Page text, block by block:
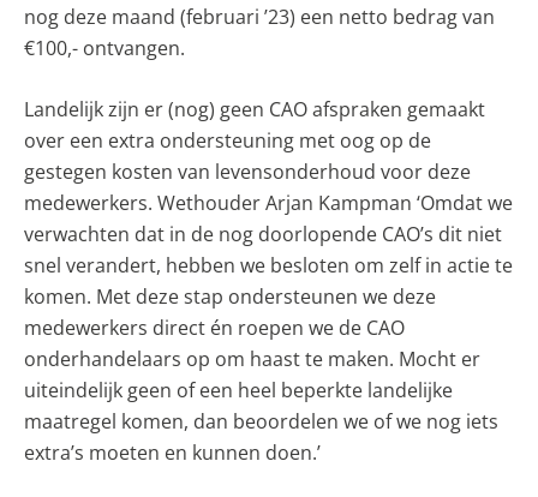
nog deze maand (februari ’23) een netto bedrag van
€100,- ontvangen.
Landelijk zijn er (nog) geen CAO afspraken gemaakt
over een extra ondersteuning met oog op de
gestegen kosten van levensonderhoud voor deze
medewerkers. Wethouder Arjan Kampman ‘Omdat we
verwachten dat in de nog doorlopende CAO’s dit niet
snel verandert, hebben we besloten om zelf in actie te
komen. Met deze stap ondersteunen we deze
medewerkers direct én roepen we de CAO
onderhandelaars op om haast te maken. Mocht er
uiteindelijk geen of een heel beperkte landelijke
maatregel komen, dan beoordelen we of we nog iets
extra’s moeten en kunnen doen.’